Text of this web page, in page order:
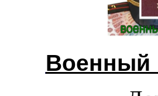
Военный